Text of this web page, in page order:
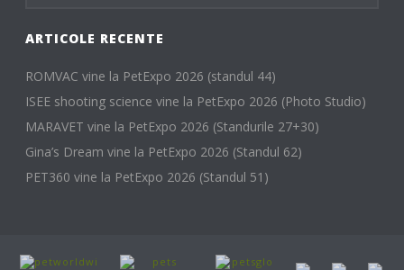
ARTICOLE RECENTE
ROMVAC vine la PetExpo 2026 (standul 44)
ISEE shooting science vine la PetExpo 2026 (Photo Studio)
MARAVET vine la PetExpo 2026 (Standurile 27+30)
Gina’s Dream vine la PetExpo 2026 (Standul 62)
PET360 vine la PetExpo 2026 (Standul 51)